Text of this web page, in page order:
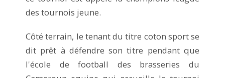
des tournois jeune.
Côté terrain, le tenant du titre coton sport se
dit prêt à défendre son titre pendant que
l'école de football des brasseries du